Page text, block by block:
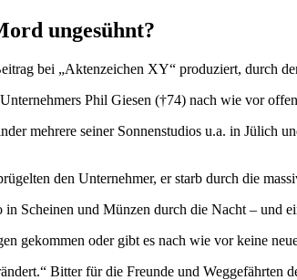
ungesühnt?
bei „Aktenzeichen XY“ produziert, durch
Phil Giesen (†74) nach wie vor
mehrere seiner Sonnenstudios u.a. in Jülich
den Unternehmer, er starb durch die
Scheinen und Münzen durch die Nacht – und
gekommen oder gibt es nach wie vor keine
Bitter für die Freunde und Weggefährten